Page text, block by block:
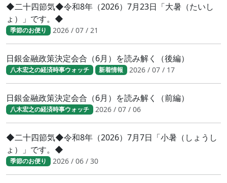
◆二十四節気◆令和8年（2026）7月23日「大暑（たいし
ょ）」です。◆
季節のお便り 2026 / 07 / 21
日銀金融政策決定会合（6月）を読み解く（後編）
八木宏之の経済時事ウォッチ 新着情報 2026 / 07 / 17
日銀金融政策決定会合（6月）を読み解く（前編）
八木宏之の経済時事ウォッチ 2026 / 07 / 06
◆二十四節気◆令和8年（2026）7月7日「小暑（しょうし
ょ）」です。◆
季節のお便り 2026 / 06 / 30